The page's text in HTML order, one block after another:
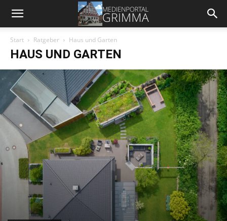
Start Ratgeber Haus und Garten
HAUS UND GARTEN